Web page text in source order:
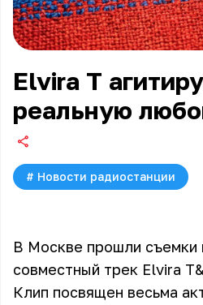
Elvira T
реальную
# Новости радиостанции
В Москве прошли съемки
совместный трек Elvira
Клип посвящен весьма